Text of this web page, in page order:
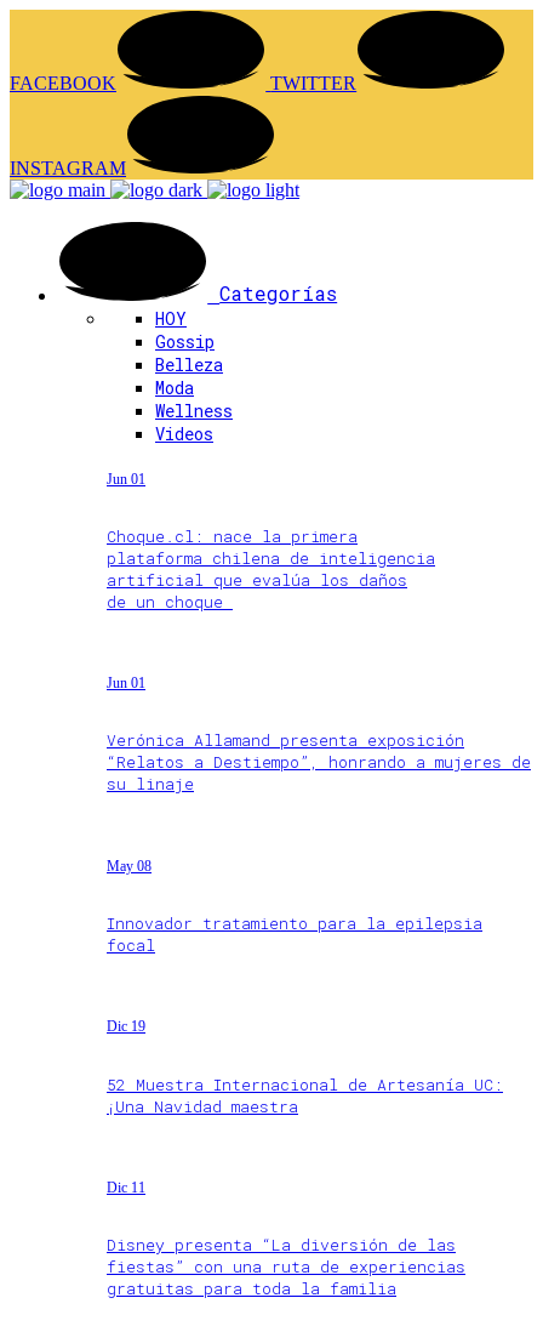
FACEBOOK TWITTER
INSTAGRAM
Categorías
HOY
Gossip
Belleza
Moda
Wellness
Videos
Jun 01
Choque.cl: nace la primera
plataforma chilena de inteligencia
artificial que evalúa los daños
de un choque
Jun 01
Verónica Allamand presenta exposición
“Relatos a Destiempo”, honrando a mujeres de
su linaje
May 08
Innovador tratamiento para la epilepsia
focal
Dic 19
52 Muestra Internacional de Artesanía UC:
¡Una Navidad maestra
Dic 11
Disney presenta “La diversión de las
fiestas” con una ruta de experiencias
gratuitas para toda la familia